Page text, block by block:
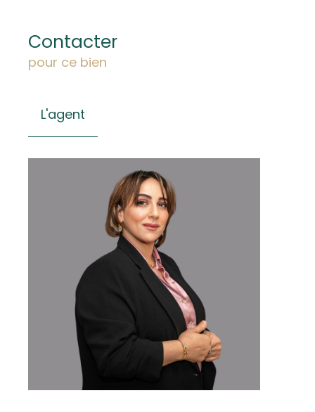
Contacter
pour ce bien
L'agent